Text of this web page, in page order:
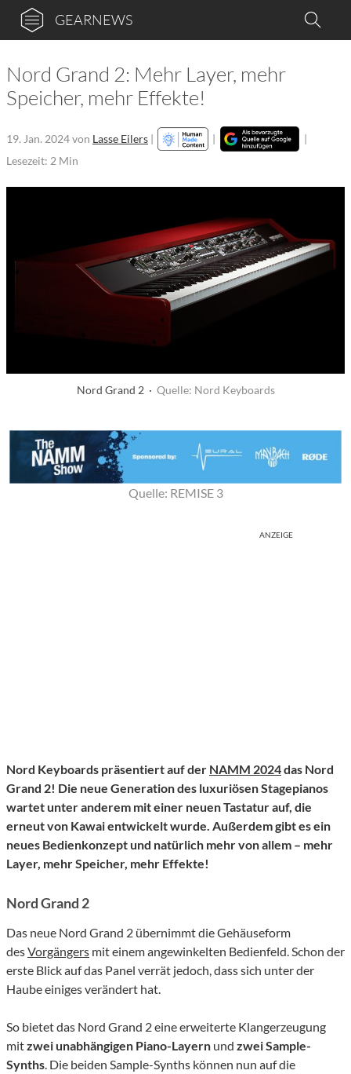
GEARNEWS
Nord Grand 2: Mehr Layer, mehr
Speicher, mehr Effekte!
19. Jan. 2024von Lasse Eilers | |
|
Lesezeit: 2 Min
Nord Grand 2 · Quelle: Nord Keyboards
Quelle: REMISE 3
ANZEIGE
Nord Keyboards präsentiert auf der NAMM 2024das Nord
Grand 2! Die neue Generation des luxuriösen Stagepianos
wartet unter anderem mit einer neuen Tastatur auf, die
erneut von Kawai entwickelt wurde. Außerdem gibt es ein
neues Bedienkonzept und natürlich mehr von allem – mehr
Layer, mehr Speicher, mehr Effekte!
Nord Grand 2
Das neue Nord Grand 2 übernimmt die Gehäuseform
desVorgängers mit einem angewinkelten Bedienfeld. Schon der
erste Blick auf das Panel verrät jedoch, dass sich unter der
Haube einiges verändert hat.
So bietet das Nord Grand 2 eine erweiterte Klangerzeugung
mitzwei unabhängigen Piano-Layern und zwei Sample-
Synths . Die beiden Sample-Synths können nun auf die